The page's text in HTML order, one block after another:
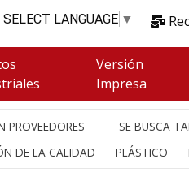
SELECT LANGUAGE ▼
Versión
Impresa
PROVEEDORES SE BUSCA
DE LA CALIDAD PLÁSTICO